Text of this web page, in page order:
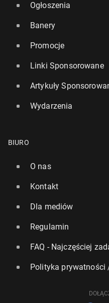
Ogłoszenia
Banery
Promocje
Linki Sponsorowane
Artykuły
Wydarzenia
BIURO
O nas
Kontakt
Dla mediów
Regulamin
FAQ - Najczęściej
Polityka prywatności